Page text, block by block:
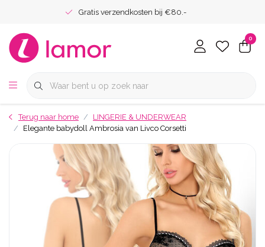
Gratis verzendkosten bij €80.-
0
Terug naar home
LINGERIE & UNDERWEAR
Elegante babydoll Ambrosia van Livco Corsetti